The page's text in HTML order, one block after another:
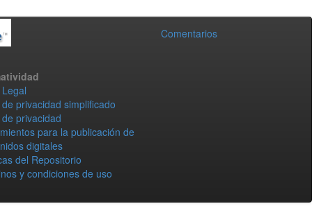
Comentarios
privacidad simplificado
privacidad
para la publicación de
digitales
del Repositorio
y condiciones de uso